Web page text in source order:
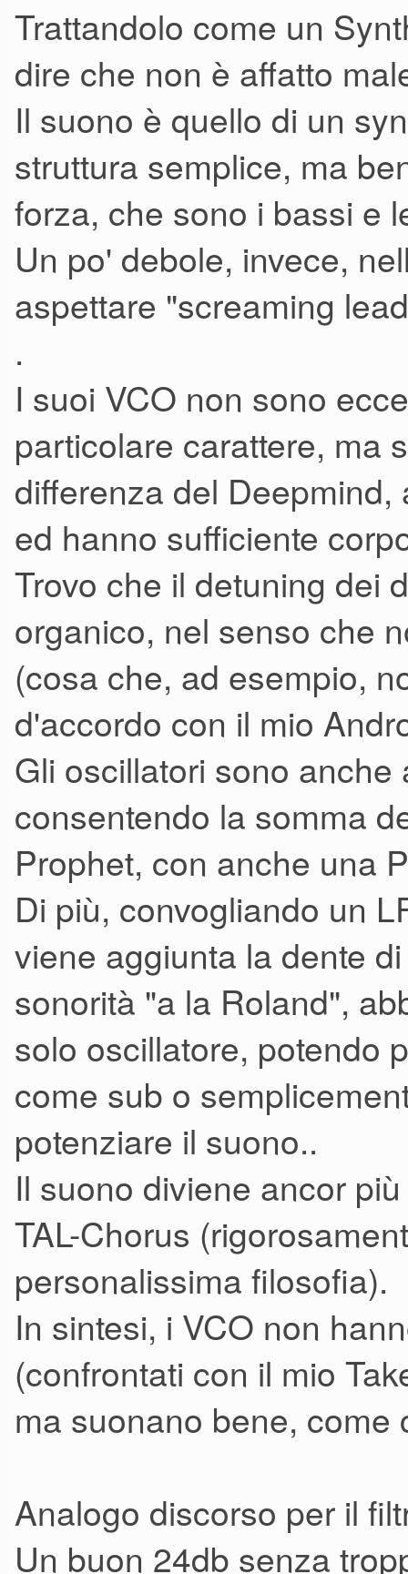
Trattandolo come un
dire che non è affatto
Il suono è quello di un
struttura semplice, ma
forza, che sono i bassi e
Un po' debole, invece,
aspettare "screaming
.
I suoi VCO non sono
particolare carattere, ma
differenza del
ed hanno sufficiente
Trovo che il detuning dei
organico, nel senso che
(cosa che, ad esempio,
d'accordo con il mio
Gli oscillatori sono
consentendo la somma
Prophet, con anche una
Di più, convogliando un
viene aggiunta la dente
sonorità "a la Roland",
solo oscillatore, potendo
come sub o
potenziare il suono..
Il suono diviene ancor
TAL-Chorus
personalissima filosofia).
In sintesi, i VCO non
(confrontati con il mio
ma suonano bene, come
Analogo discorso per il
Un buon 24db senza